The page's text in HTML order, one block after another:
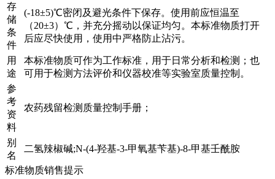
存
储
条
件
(-18±5)℃密闭及避光条件下保存。使用前应恒温至
（20±3）℃，并充分摇动以保证均匀。本标准物质打开
后应尽快使用，使用中严格防止沾污。
用
途
本标准物质可作为工作标准，用于日常分析和检测；也
可用于检测方法评价和仪器校准等实验室质量控制。
参
考
资
料
农药残留检测质量控制手册；
别
名
二氢辣椒碱;N-(4-羟基-3-甲氧基苄基)-8-甲基壬酰胺
标准物质销售提示